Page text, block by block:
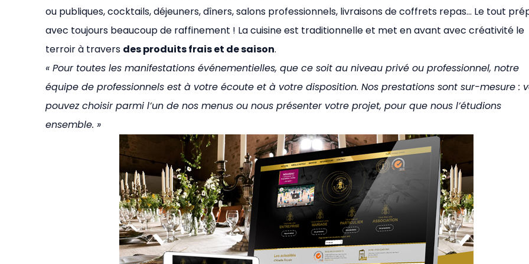
ou publiques, cocktails, déjeuners, dîners, salons professionnels, livraisons de coffrets repas… Le tout
avec toujours beaucoup de raffinement ! La cuisine est traditionnelle et met en avant avec créativité le
terroir à travers des produits frais et de saison.
« Pour toutes les manifestations événementielles, que ce soit au niveau privé ou professionnel, notre
équipe de professionnels est à votre écoute et à votre disposition. Nos prestations sont sur-mesure :
pouvez choisir parmi l’un de nos menus ou nous présenter votre projet, pour que nous l’étudions
ensemble. »